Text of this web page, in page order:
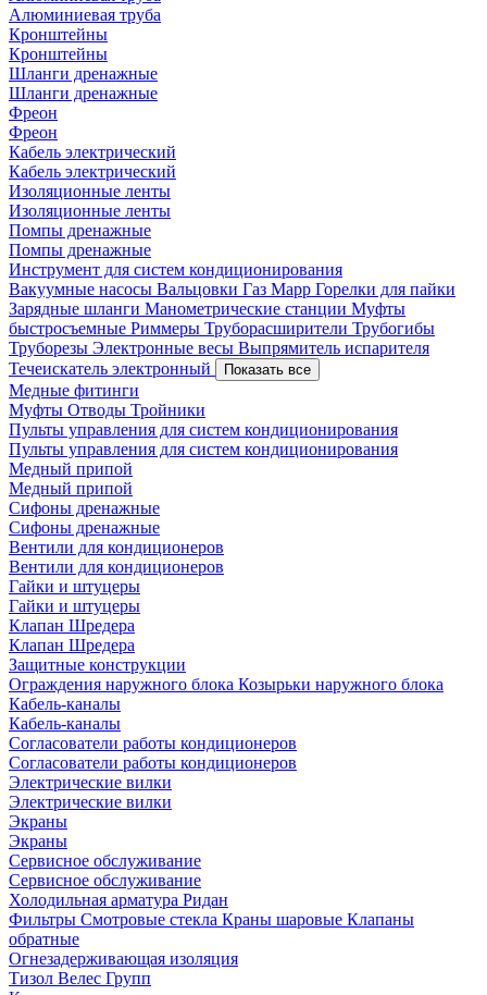
Алюминиевая труба
Кронштейны
Кронштейны
Шланги дренажные
Шланги дренажные
Фреон
Фреон
Кабель электрический
Кабель электрический
Изоляционные ленты
Изоляционные ленты
Помпы дренажные
Помпы дренажные
Инструмент для систем кондиционирования
Вакуумные насосы Вальцовки Газ Mapp Горелки для пайки
Зарядные шланги Манометрические станции Муфты
быстросъемные Риммеры Труборасширители Трубогибы
Труборезы Электронные весы Выпрямитель испарителя
Течеискатель электронный
Показать все
Медные фитинги
Муфты Отводы Тройники
Пульты управления для систем кондиционирования
Пульты управления для систем кондиционирования
Медный припой
Медный припой
Сифоны дренажные
Сифоны дренажные
Вентили для кондиционеров
Вентили для кондиционеров
Гайки и штуцеры
Гайки и штуцеры
Клапан Шредера
Клапан Шредера
Защитные конструкции
Ограждения наружного блока Козырьки наружного блока
Кабель-каналы
Кабель-каналы
Согласователи работы кондиционеров
Согласователи работы кондиционеров
Электрические вилки
Электрические вилки
Экраны
Экраны
Сервисное обслуживание
Сервисное обслуживание
Холодильная арматура Ридан
Фильтры Смотровые стекла Краны шаровые Клапаны
обратные
Огнезадерживающая изоляция
Тизол Велес Групп